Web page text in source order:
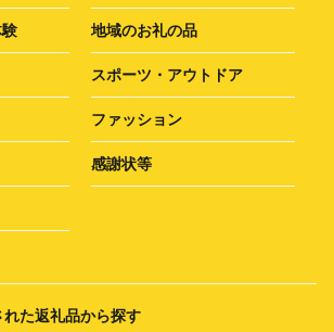
地域のお礼の品
スポーツ・アウトドア
ファッション
感謝状等
た返礼品から探す